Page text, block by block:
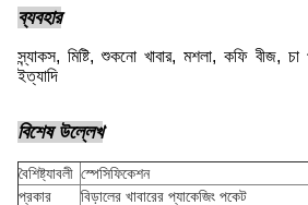
ব্যবহার
স্ন্যাকস, মিষ্টি, শুকনো খাবার, মশলা, কফি বীজ, চা
ইত্যাদি
বিশেষ উল্লেখ
বৈশিষ্ট্যাবলী স্পেসিফিকেশন
প্রকার
বিড়ালের খাবারের প্যাকেজিং পকেট